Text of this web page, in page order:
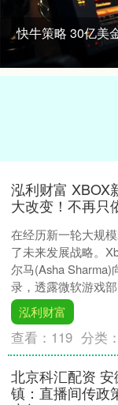
快牛策略 30亿美
泓利财富 XBOX
大改变！不再只
在经历新一轮大规
了未来发展战略。
尔马(Asha
录，透露微软游戏
泓利财富
查看： 119 分类
北京科汇配资
镇：直播间传政